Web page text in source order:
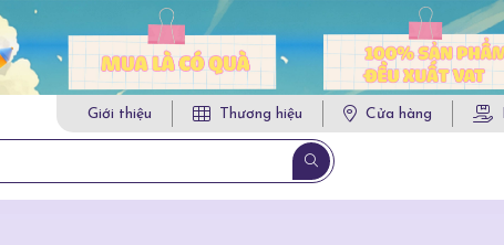
Giới thiệu Thương hiệu Cửa hàng